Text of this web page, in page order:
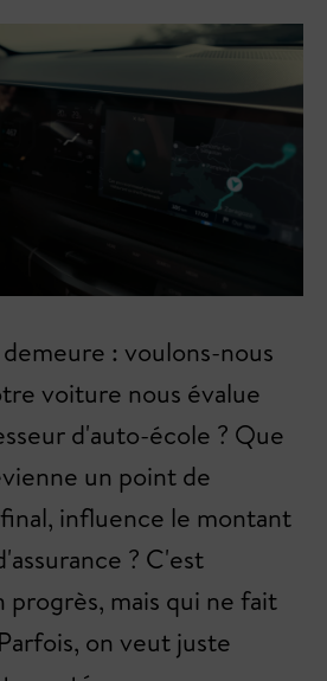
: voulons-nous
voiture nous évalue
d'auto-école ? Que
un point de
influence le montant
? C'est
mais qui ne fait
on veut juste